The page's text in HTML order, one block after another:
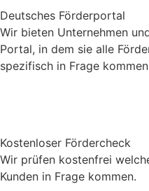
Deutsches Förderportal
Wir bieten Unternehmen
Portal, in dem sie alle
spezifisch in Frage
Kostenloser Fördercheck
Wir prüfen kostenfrei
Kunden in Frage kommen.